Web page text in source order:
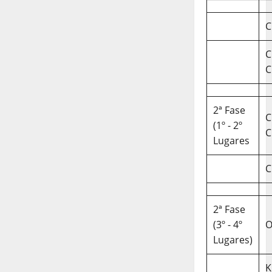
C
2ª Fase
(1º - 2º
Lugares
C
2ª Fase
(3º - 4º
Lugares)